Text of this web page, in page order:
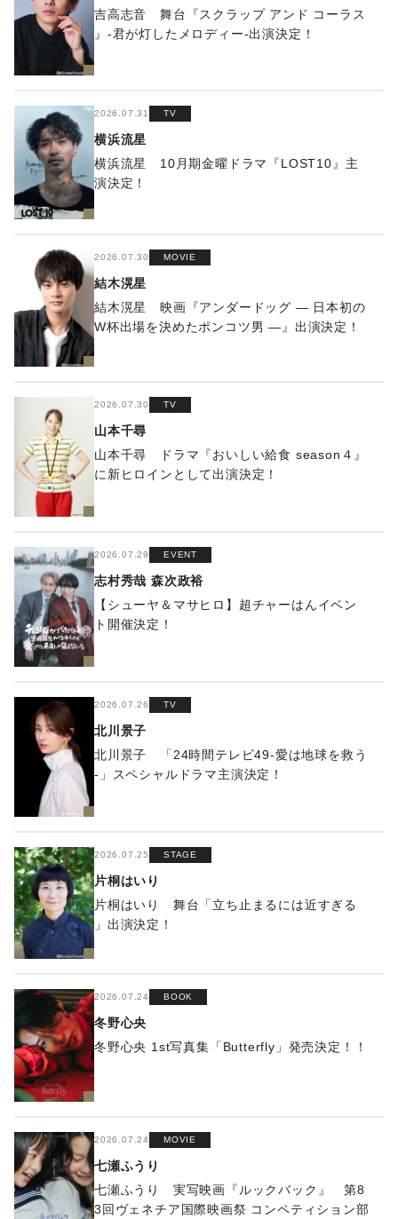
吉高志音 舞台『スクラップ アンド コーラス
』-君が灯したメロディー-出演決定！
2026.07.31 TV
横浜流星
横浜流星 10月期金曜ドラマ『LOST10』主
演決定！
2026.07.30 MOVIE
結木滉星
結木滉星 映画『アンダードッグ ― ⽇本初の
W杯出場を決めたポンコツ男 ―』出演決定！
2026.07.30 TV
山本千尋
山本千尋 ドラマ『おいしい給食 season４』
に新ヒロインとして出演決定！
2026.07.29 EVENT
志村秀哉 森次政裕
【シューヤ＆マサヒロ】超チャーはんイベン
ト開催決定！
2026.07.26 TV
北川景子
北川景子 「24時間テレビ49-愛は地球を救う
-」スペシャルドラマ主演決定！
2026.07.25 STAGE
片桐はいり
片桐はいり 舞台「立ち止まるには近すぎる
」出演決定！
2026.07.24 BOOK
冬野心央
冬野心央 1st写真集「Butterfly」発売決定！！
2026.07.24 MOVIE
七瀬ふうり
七瀬ふうり 実写映画『ルックバック』 第8
3回ヴェネチア国際映画祭 コンペティション部